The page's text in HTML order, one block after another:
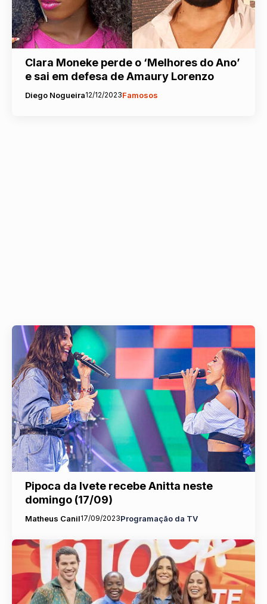
Clara Moneke perde o ‘Melhores do Ano’
e sai em defesa de Amaury Lorenzo
Diego Nogueira12/12/2023Famosos
Pipoca da Ivete recebe Anitta neste
domingo (17/09)
Matheus Canil17/09/2023Programação da TV